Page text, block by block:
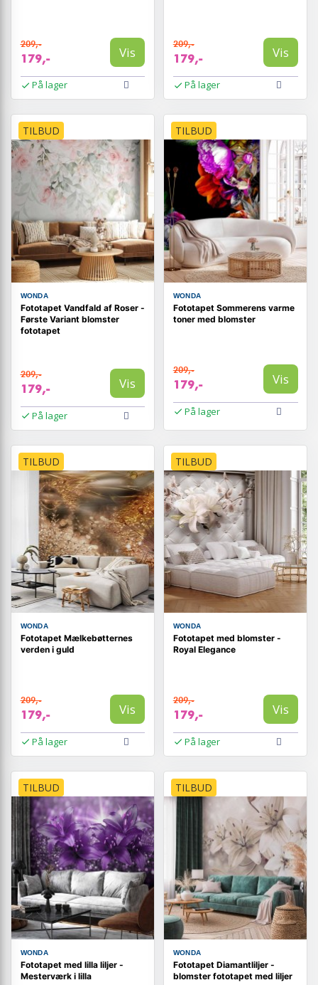
209,-
179,- Vis
På lager
209,-
179,- Vis
På lager
TILBUD
WONDA
Fototapet Vandfald af Roser -
Første Variant blomster
fototapet
209,-
179,- Vis
På lager
TILBUD
WONDA
Fototapet Sommerens varme
toner med blomster
209,-
179,- Vis
På lager
TILBUD
WONDA
Fototapet Mælkebøtternes
verden i guld
209,-
179,- Vis
På lager
TILBUD
WONDA
Fototapet med blomster -
Royal Elegance
209,-
179,- Vis
På lager
TILBUD
WONDA
Fototapet med lilla liljer -
Mesterværk i lilla
TILBUD
WONDA
Fototapet Diamantliljer -
blomster fototapet med liljer